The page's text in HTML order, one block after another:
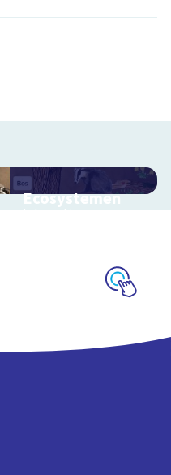
Ecosystemen
Interactieve